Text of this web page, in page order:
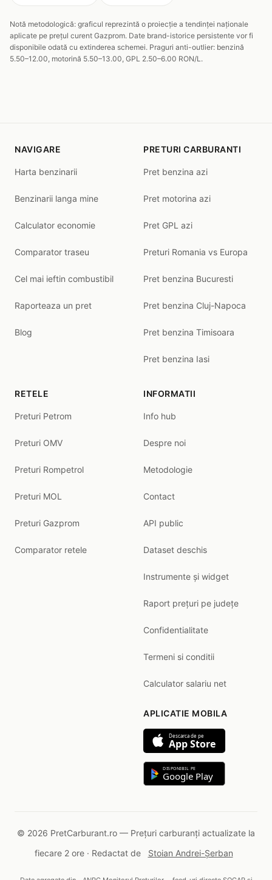
Notă metodologică: graficul reprezintă o proiecție a tendinței naționale
aplicate pe prețul curent Gazprom. Date brand-istorice persistente vor fi
disponibile odată cu extinderea schemei. Praguri anti-outlier: benzină
5.50–12.00, motorină 5.50–13.00, GPL 2.50–6.00 RON/L.
NAVIGARE
Harta benzinarii
Benzinarii langa mine
Calculator economie
Comparator traseu
Cel mai ieftin combustibil
Raporteaza un pret
Blog
PRETURI CARBURANTI
Pret benzina azi
Pret motorina azi
Pret GPL azi
Preturi Romania vs Europa
Pret benzina Bucuresti
Pret benzina Cluj-Napoca
Pret benzina Timisoara
Pret benzina Iasi
RETELE
Preturi Petrom
Preturi OMV
Preturi Rompetrol
Preturi MOL
Preturi Gazprom
Comparator retele
INFORMATII
Info hub
Despre noi
Metodologie
Contact
API public
Dataset deschis
Instrumente și widget
Raport prețuri pe județe
Confidentialitate
Termeni si conditii
Calculator salariu net
APLICATIE MOBILA
Descarca de pe
App Store
DISPONIBIL PE
Google Play
© 2026 PretCarburant.ro — Prețuri carburanți actualizate la
fiecare 2 ore · Redactat de
Stoian Andrei-Șerban